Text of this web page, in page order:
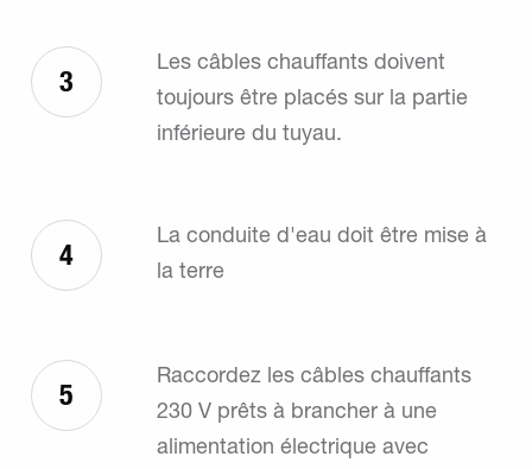
3
Les câbles chauffants doivent
toujours être placés sur la partie
inférieure du tuyau.
4
La conduite d'eau doit être mise à
la terre
5
Raccordez les câbles chauffants
230 V prêts à brancher à une
alimentation électrique avec